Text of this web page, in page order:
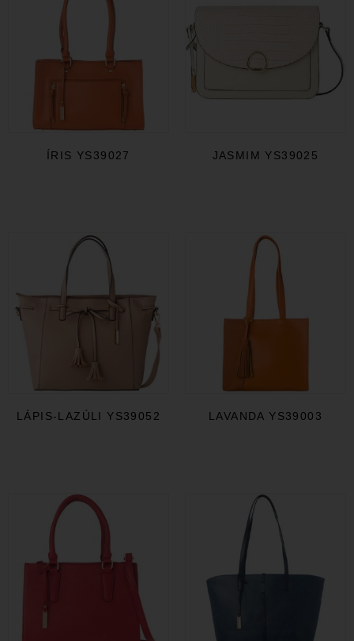
ÍRIS YS39027 JASMIM YS39025
LÁPIS-LAZÚLI YS39052 LAVANDA YS39003